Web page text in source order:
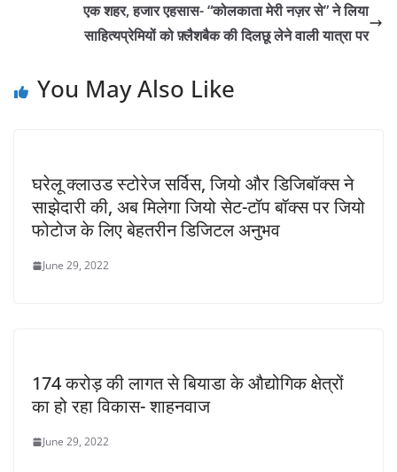
एक शहर, हजार एहसास- “कोलकाता मेरी नज़र से” ने लिया
साहित्यप्रेमियों को फ़्लैशबैक की दिलछू लेने वाली यात्रा पर
You May Also Like
घरेलू क्लाउड स्टोरेज सर्विस, जियो और डिजिबॉक्स ने
साझेदारी की, अब मिलेगा जियो सेट-टॉप बॉक्स पर जियो
फोटोज के लिए बेहतरीन डिजिटल अनुभव
June 29, 2022
174 करोड़ की लागत से बियाडा के औद्योगिक क्षेत्रों
का हो रहा विकास- शाहनवाज
June 29, 2022